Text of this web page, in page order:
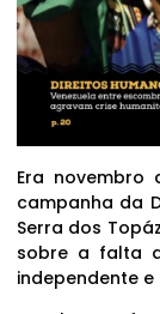
Era novembro
campanha da
Serra dos
sobre a falta
independente